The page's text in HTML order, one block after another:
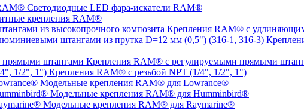
Светодиодные LED фара-искатели RAM®
крепления RAM®
Крепления RAM® с
Крепления RAM® c регулируемыми прямыми
Крепления RAM® с резьбой NPT (1/4", 1/2", 1")
Модельные крепления RAM® для Lowrance®
Модельные крепления RAM® для Humminbird®
Модельные крепления RAM® для Raymarine®